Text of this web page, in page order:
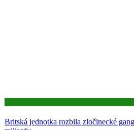
Britská jednotka rozbila zločinecké